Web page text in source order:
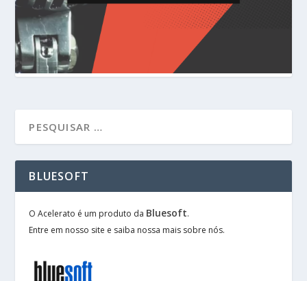
BLUESOFT
O Acelerato é um produto da Bluesoft.
Entre em nosso site e saiba nossa mais sobre nós.